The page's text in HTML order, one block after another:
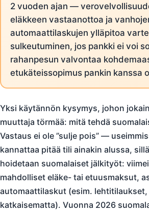
2 vuoden ajan —
eläkkeen vastaanottoa ja
automaattilaskujen ylläpitoa
sulkeutuminen, jos pankki ei voi
rahanpesun valvontaa
etukäteissopimus pankin kanssa
Yksi käytännön kysymys, johon
muuttaja törmää: mitä tehdä
Vastaus ei ole ”sulje pois” —
kannattaa pitää tili ainakin alussa,
hoidetaan suomalaiset jälkityöt:
mahdolliset eläke- tai etuusmaksut,
automaattilaskut (esim.
katkaisematta). Vuonna 2026